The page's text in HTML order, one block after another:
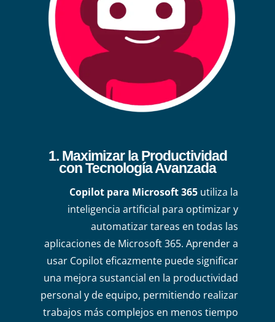
1. Maximizar la Productividad
con Tecnología Avanzada
Copilot para Microsoft 365utiliza la
inteligencia artificial para optimizar y
automatizar tareas en todas las
aplicaciones de Microsoft 365. Aprender a
usar Copilot eficazmente puede significar
una mejora sustancial en la productividad
personal y de equipo, permitiendo realizar
trabajos más complejos en menos tiempo